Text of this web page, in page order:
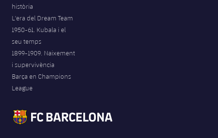
història
L'era del Dream Team
1950-61. Kubala i el
seu temps
1899-1909. Naixement
i supervivència
Barça en Champions
League